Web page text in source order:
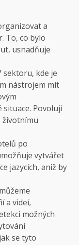
a
To, co bylo
usnadňuje
sektoru, kde je
nástrojem mít
situace. Povolují
životnímu
po
vytvářet
jazycích, aniž by
a videí,
možných
se tyto